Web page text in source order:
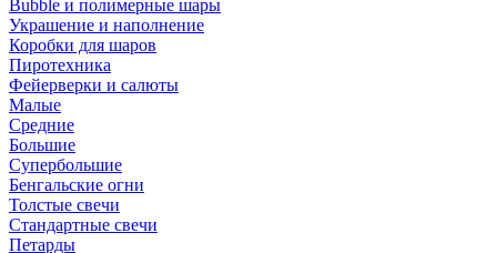
Bubble и полимерные шары
Украшение и наполнение
Коробки для шаров
Пиротехника
Фейерверки и салюты
Малые
Средние
Большие
Супербольшие
Бенгальские огни
Толстые свечи
Стандартные свечи
Петарды